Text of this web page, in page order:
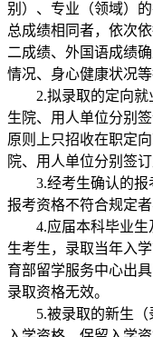
别）、专业（领域）
总成绩相同者，依次
二成绩、外国语成绩
情况、身心健康状况
2.拟录取的定向就
生院、用人单位分别
原则上只招收在职定
院、用人单位分别签
3.经考生确认的报
报考资格不符合规定者
4.应届本科毕业生
生考生，录取当年入
育部留学服务中心出
录取资格无效。
5.被录取的新生（